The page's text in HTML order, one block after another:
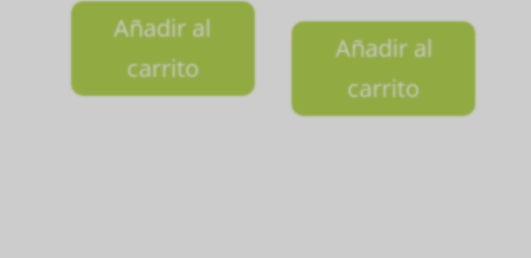
Añadir al
carrito
Añadir al
carrito